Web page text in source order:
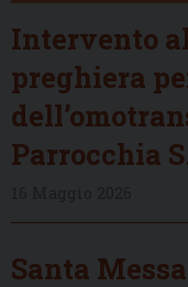
Intervento
preghiera
Parrocchia
Santa